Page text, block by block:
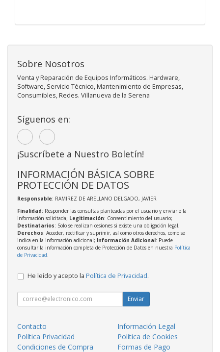
Sobre Nosotros
Venta y Reparación de Equipos Informáticos. Hardware,
Software, Servicio Técnico, Mantenimiento de Empresas,
Consumibles, Redes. Villanueva de la Serena
Síguenos en:
¡Suscríbete a Nuestro Boletín!
INFORMACIÓN BÁSICA SOBRE
PROTECCIÓN DE DATOS
Responsable: RAMIREZ DE ARELLANO DELGADO, JAVIER
Finalidad: Responder las consultas planteadas por el usuario y enviarle la
información solicitada; Legitimación: Consentimiento del usuario;
Destinatarios: Solo se realizan cesiones si existe una obligación legal;
Derechos: Acceder, rectificar y suprimir, así como otros derechos, como se
indica en la información adicional; Información Adicional: Puede
consultar la información completa de Protección de Datos en nuestra Política
de Privacidad
He leído y acepto la Política de Privacidad.
Enviar
Contacto
Información Legal
Política Privacidad
Política de Cookies
Condiciones de Compra
Formas de Pago